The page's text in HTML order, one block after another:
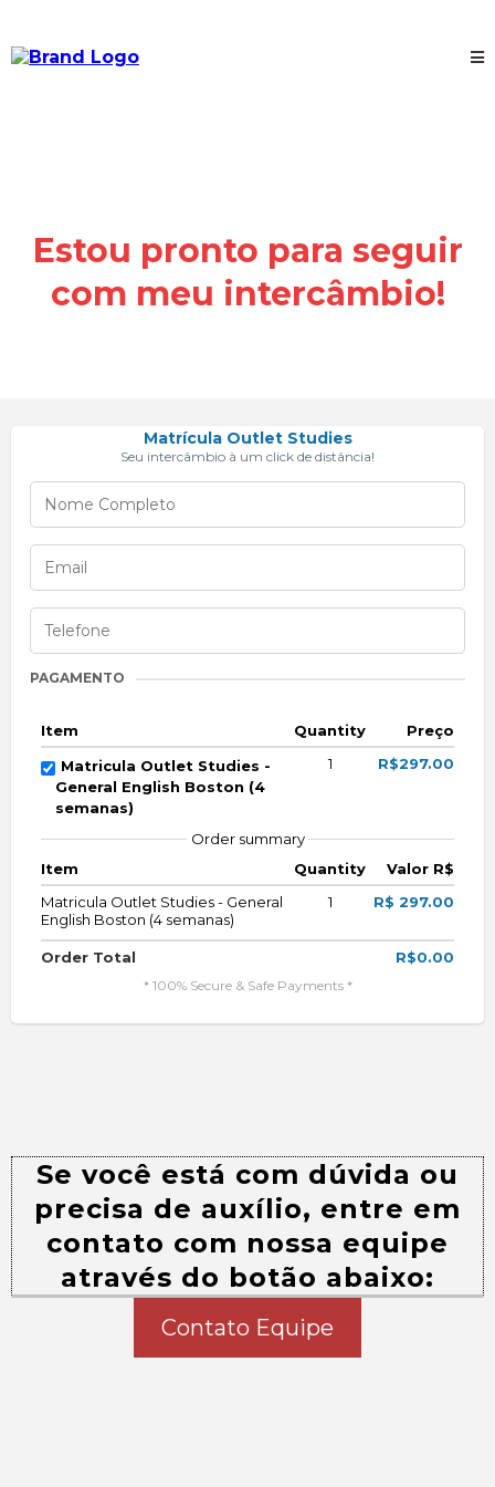
Estou pronto para seguir
com meu intercâmbio!
Matrícula Outlet Studies
Seu intercâmbio à um click de distância!
PAGAMENTO
Item Quantity
Preço
Matricula Outlet Studies -
General English Boston (4
semanas)
1 R$297.00
Order summary
Item
Quantity
Valor R$
Matricula Outlet Studies - General
English Boston (4 semanas)
1 R$ 297.00
Order Total R$0.00
* 100% Secure & Safe Payments *
Se você está com dúvida ou
precisa de auxílio, entre em
contato com nossa equipe
através do botão abaixo:
Contato Equipe